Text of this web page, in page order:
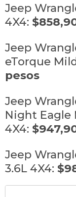
Jeep
4X4:
Jeep
eTorque
pesos
Jeep
Night Eagle
4X4:
Jeep
3.6L 4X4: